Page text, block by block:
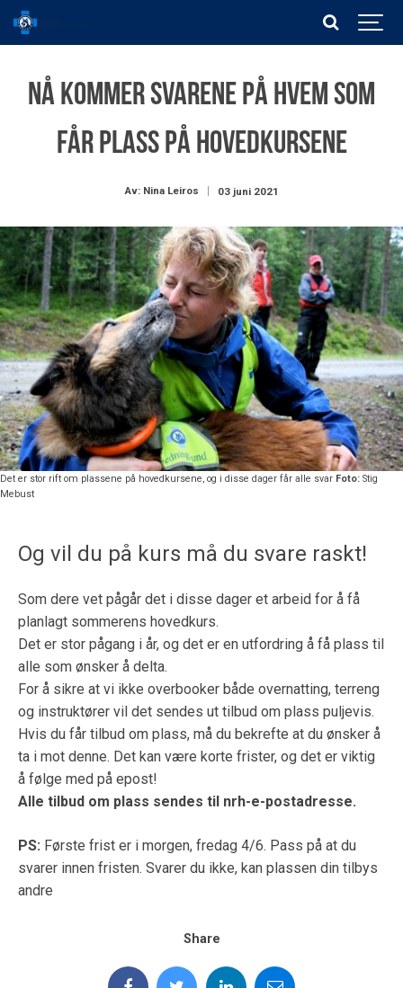
Nå kommer svarene på hvem som
får plass på hovedkursene
Av: Nina Leiros 03 juni 2021
Det er stor rift om plassene på hovedkursene, og i disse dager får alle svar Foto: Stig
Mebust
Og vil du på kurs må du svare raskt!
Som dere vet pågår det i disse dager et arbeid for å få
planlagt sommerens hovedkurs.
Det er stor pågang i år, og det er en utfordring å få plass til
alle som ønsker å delta.
For å sikre at vi ikke overbooker både overnatting, terreng
og instruktører vil det sendes ut tilbud om plass puljevis.
Hvis du får tilbud om plass, må du bekrefte at du ønsker å
ta i mot denne. Det kan være korte frister, og det er viktig
å følge med på epost!
Alle tilbud om plass sendes til nrh-e-postadresse.
PS: Første frist er i morgen, fredag 4/6. Pass på at du
svarer innen fristen. Svarer du ikke, kan plassen din tilbys
andre
Share